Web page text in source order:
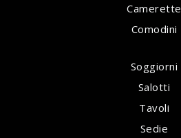
Camerette
Comodini
Soggiorni
Salotti
Tavoli
Sedie